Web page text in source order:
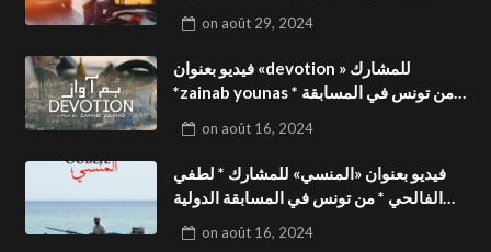
بالمهرجان الدولي للفيدوهات
on août 29, 2024
فيديو بعنوان «devotion » للمشارك
*zainab younas * من تونس في المسابقة
التوعوية Season 4 FIVS
on août 16, 2024
فيديو بعنوان «المنسي» للمشارك * لطفي
الفالحي * من تونس في المسابقة الدولية
بالمهرجان الدولي للفيدوهات التوعوية
Season 4 FIVS
on août 16, 2024